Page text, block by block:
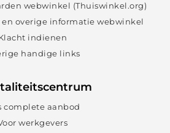
webwinkel (Thuiswinkel.org)
overige informatie webwinkel
indienen
handige links
complete aanbod
werkgevers